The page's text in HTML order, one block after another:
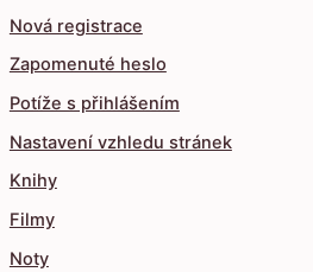
Nová registrace
Zapomenuté heslo
Potíže s přihlášením
Nastavení vzhledu stránek
Knihy
Filmy
Noty